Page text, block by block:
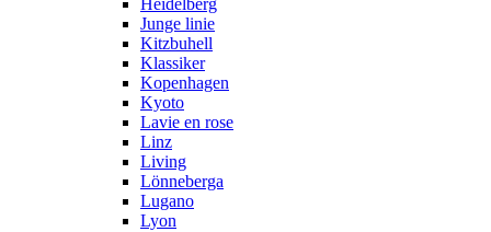
Heidelberg
Junge linie
Kitzbuhell
Klassiker
Kopenhagen
Kyoto
Lavie en rose
Linz
Living
Lönneberga
Lugano
Lyon